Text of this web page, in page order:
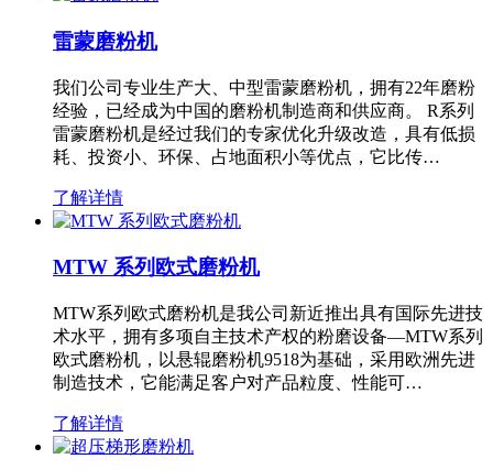
雷蒙磨粉机
我们公司专业生产大、中型雷蒙磨粉机，拥有22年磨粉
经验，已经成为中国的磨粉机制造商和供应商。 R系列
雷蒙磨粉机是经过我们的专家优化升级改造，具有低损
耗、投资小、环保、占地面积小等优点，它比传…
了解详情
MTW 系列欧式磨粉机
MTW系列欧式磨粉机是我公司新近推出具有国际先进技
术水平，拥有多项自主技术产权的粉磨设备—MTW系列
欧式磨粉机，以悬辊磨粉机9518为基础，采用欧洲先进
制造技术，它能满足客户对产品粒度、性能可…
了解详情